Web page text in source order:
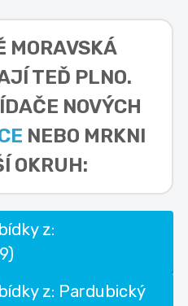
MORAVSKÁ
TEĎ PLNO.
NOVÝCH
NEBO MRKNI
OKRUH:
z:
z: Pardubický